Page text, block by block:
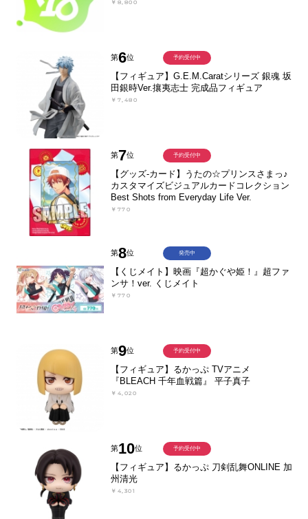
￥8,800
第6位
【フィギュア】G.E.M.Caratシリーズ 銀魂 坂
田銀時Ver.攘夷志士 完成品フィギュア
￥7,480
予約受付中
第7位
【グッズ-カード】うたの☆プリンスさまっ♪
カスタマイズビジュアルカードコレクション
Best Shots from Everyday Life Ver.
￥770
予約受付中
第8位
【くじメイト】映画『超かぐや姫！』超ファ
ンサ！ver. くじメイト
￥770
発売中
第9位
【フィギュア】るかっぷ TVアニメ
『BLEACH 千年血戦篇』 平子真子
￥4,020
予約受付中
第10位
【フィギュア】るかっぷ 刀剣乱舞ONLINE 加
州清光
￥4,301
予約受付中